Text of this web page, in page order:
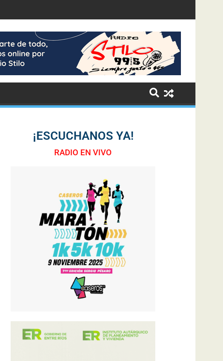
¡ESCUCHANOS YA!
RADIO EN VIVO